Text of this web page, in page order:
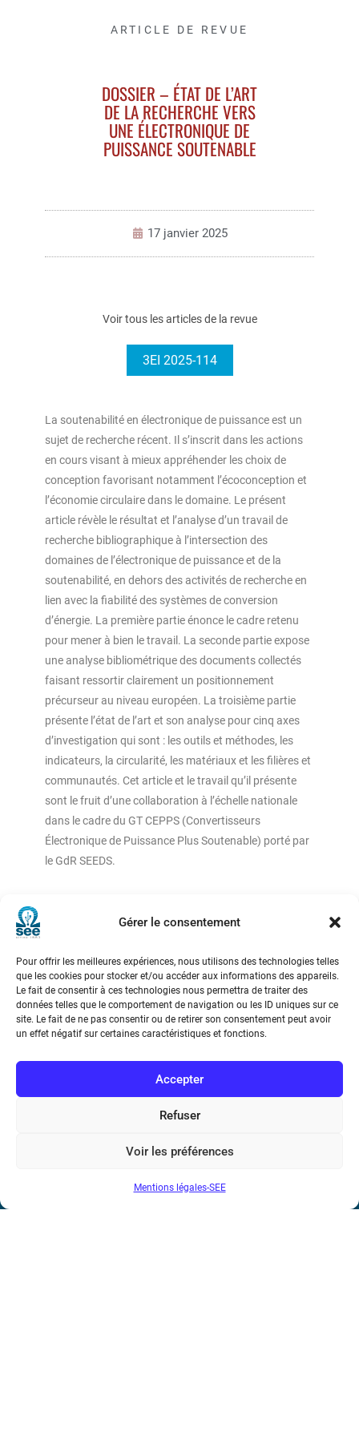
Gérer le consentement
Pour offrir les meilleures expériences, nous utilisons des technologies telles
que les cookies pour stocker et/ou accéder aux informations des appareils.
Le fait de consentir à ces technologies nous permettra de traiter des
données telles que le comportement de navigation ou les ID uniques sur ce
site. Le fait de ne pas consentir ou de retirer son consentement peut avoir
un effet négatif sur certaines caractéristiques et fonctions.
Accepter
Refuser
Voir les préférences
Mentions légales-SEE
ARTICLE DE REVUE
DOSSIER – ÉTAT DE L’ART
DE LA RECHERCHE VERS
UNE ÉLECTRONIQUE DE
PUISSANCE SOUTENABLE
17 janvier 2025
Voir tous les articles de la revue
3EI 2025-114
La soutenabilité en électronique de puissance est un
sujet de recherche récent. Il s’inscrit dans les actions
en cours visant à mieux appréhender les choix de
conception favorisant notamment l’écoconception et
l’économie circulaire dans le domaine. Le présent
article révèle le résultat et l’analyse d’un travail de
recherche bibliographique à l’intersection des
domaines de l’électronique de puissance et de la
soutenabilité, en dehors des activités de recherche en
lien avec la fiabilité des systèmes de conversion
d’énergie. La première partie énonce le cadre retenu
pour mener à bien le travail. La seconde partie expose
une analyse bibliométrique des documents collectés
faisant ressortir clairement un positionnement
précurseur au niveau européen. La troisième partie
présente l’état de l’art et son analyse pour cinq axes
d’investigation qui sont : les outils et méthodes, les
indicateurs, la circularité, les matériaux et les filières et
communautés. Cet article et le travail qu’il présente
sont le fruit d’une collaboration à l’échelle nationale
dans le cadre du GT CEPPS (Convertisseurs
Électronique de Puissance Plus Soutenable) porté par
le GdR SEEDS.
Bicentenaire des découvertes d’André-
Société de l’Electricité, de l’Electronique et des Technologies
de l’Information et de la Communication
17 rue de l’Amiral Hamelin75116 Paris
communautaire : FR44 785 393 232